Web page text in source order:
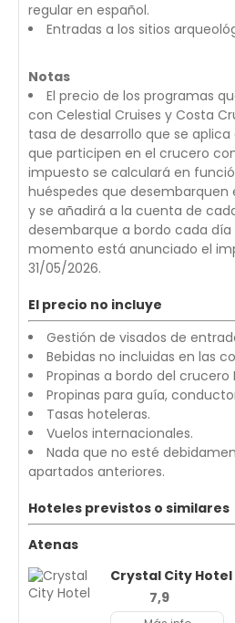
regular en español.
Entradas a los sitios
Notas
El precio de los programas
con Celestial Cruises y Costa
tasa de desarrollo que se
que participen en el crucero
impuesto se calculará en
huéspedes que
y se añadirá a la cuenta de
desembarque a bordo cada día
momento está anunciado el
31/05/2026.
El precio no incluye
Gestión de visados de
Bebidas no incluidas en las
Propinas a bordo del crucero
Propinas para guía,
Tasas hoteleras.
Vuelos internacionales.
Nada que no esté
apartados anteriores.
Hoteles previstos o similares
Atenas
Crystal City Hotel
7,9